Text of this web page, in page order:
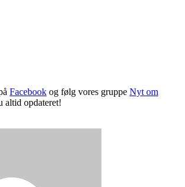
Facebook og følg vores gruppe Nyt om
altid opdateret!